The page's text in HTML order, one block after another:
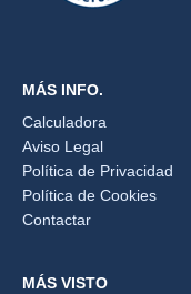
MÁS INFO.
Calculadora
Aviso Legal
Política de Privacidad
Política de Cookies
Contactar
MÁS VISTO